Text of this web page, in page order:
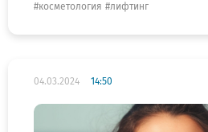
косметология
лифтинг
04.03.2024 14:50